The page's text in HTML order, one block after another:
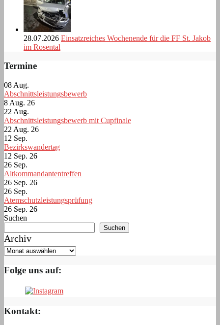
28.07.2026 Einsatzreiches Wochenende für die FF St. Jakob
im Rosental
Termine
08 Aug.
Abschnittsleistungsbewerb
8 Aug. 26
22 Aug.
Abschnittsleistungsbewerb mit Cupfinale
22 Aug. 26
12 Sep.
Bezirkswandertag
12 Sep. 26
26 Sep.
Altkommandantentreffen
26 Sep. 26
26 Sep.
Atemschutzleistungsprüfung
26 Sep. 26
Suchen
Suchen
Archiv
Folge uns auf:
Kontakt: